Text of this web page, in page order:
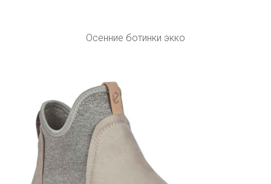
Осенние ботинки экко